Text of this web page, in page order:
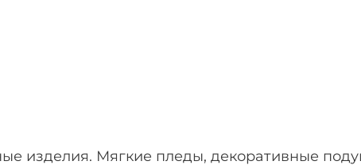
изделия. Мягкие пледы, декоративные